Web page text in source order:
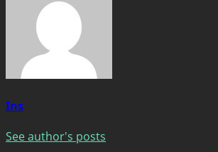
Ins
See author's posts